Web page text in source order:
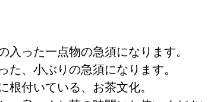
入った一点物の急須になります。
た、小ぶりの急須になります。
根付いている、お茶文化。